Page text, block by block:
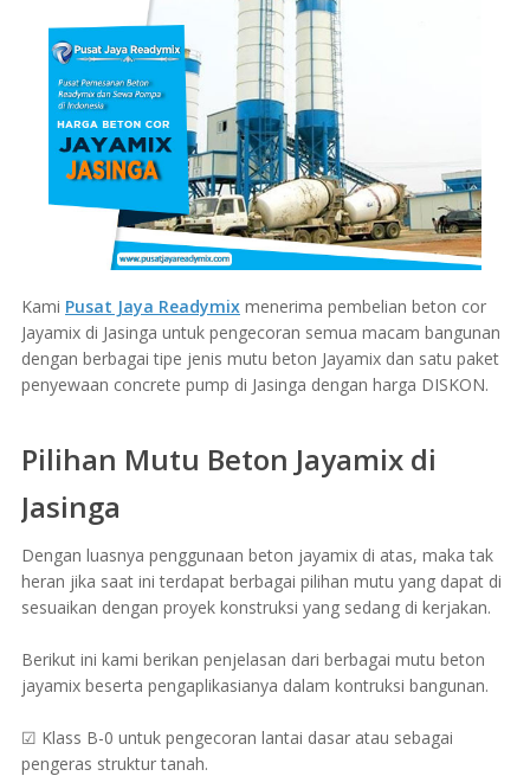
Kami Pusat Jaya Readymix menerima pembelian beton cor
Jayamix di Jasinga untuk pengecoran semua macam bangunan
dengan berbagai tipe jenis mutu beton Jayamix dan satu paket
penyewaan concrete pump di Jasinga dengan harga DISKON.
Pilihan Mutu Beton Jayamix di
Jasinga
Dengan luasnya penggunaan beton jayamix di atas, maka tak
heran jika saat ini terdapat berbagai pilihan mutu yang dapat di
sesuaikan dengan proyek konstruksi yang sedang di kerjakan.
Berikut ini kami berikan penjelasan dari berbagai mutu beton
jayamix beserta pengaplikasianya dalam kontruksi bangunan.
☑ Klass B-0 untuk pengecoran lantai dasar atau sebagai
pengeras struktur tanah.